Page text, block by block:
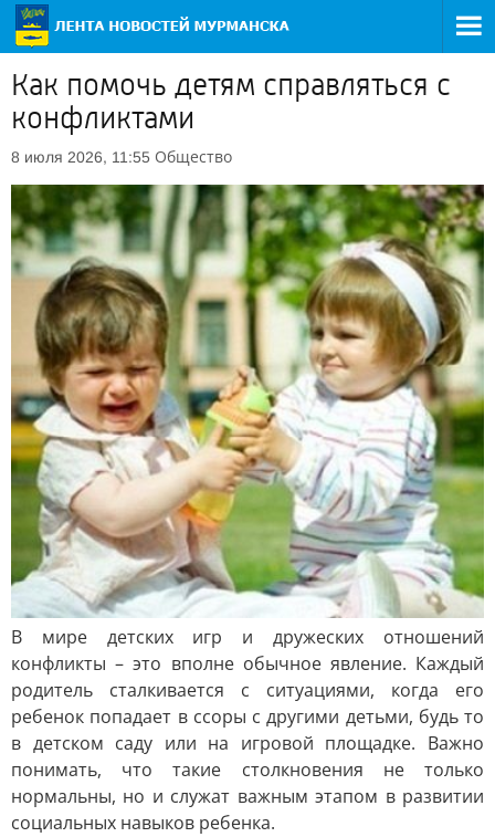
Как помочь детям справляться с
конфликтами
8 июля 2026, 11:55 Общество
В мире детских игр и дружеских отношений
конфликты – это вполне обычное явление. Каждый
родитель сталкивается с ситуациями, когда его
ребенок попадает в ссоры с другими детьми, будь то
в детском саду или на игровой площадке. Важно
понимать, что такие столкновения не только
нормальны, но и служат важным этапом в развитии
социальных навыков ребенка.